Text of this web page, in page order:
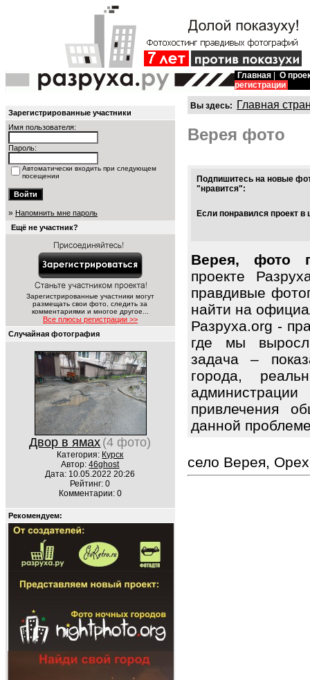
Главная
О
регистрации
Зарегистрированные участники
Имя пользователя:
Пароль:
Автоматически входить при следующем
посещении
» Напомнить мне пароль
Ещё не участник?
Зарегистрированные участники могут
размещать свои фото, следить за
комментариями и многое другое...
Все плюсы регистрации >>
Случайная фотография
Двор в ямах (4 фото)
Категория: Курск
Автор:46ghost
Дата: 10.05.2022 20:26
Рейтинг: 0
Комментарии: 0
Рекомендуем:
Вы здесь: Главная
Верея фото
Подпишитесь на новые
"нравится":
Если понравился проект
Верея, фото
проекте
правдивые
найти на
Разруха.org -
где мы
задача –
города,
привлечения
данной
село Верея,